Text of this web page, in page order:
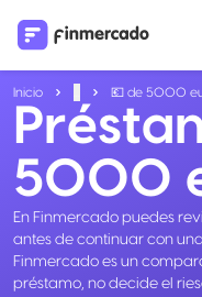
Inicio 💶 de 5000
5000
En Finmercado puedes
antes de continuar con
Finmercado es un
préstamo, no decide el